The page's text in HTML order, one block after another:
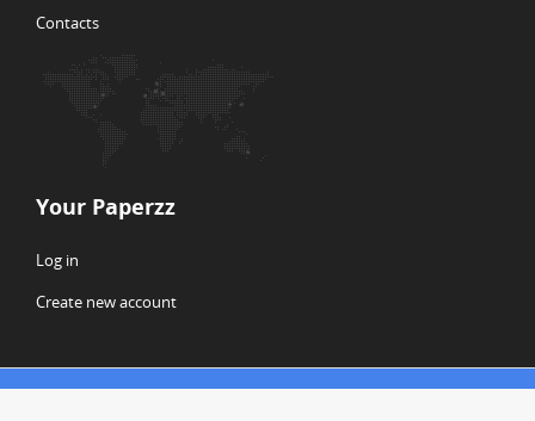
Contacts
Your Paperzz
Log in
Create new account